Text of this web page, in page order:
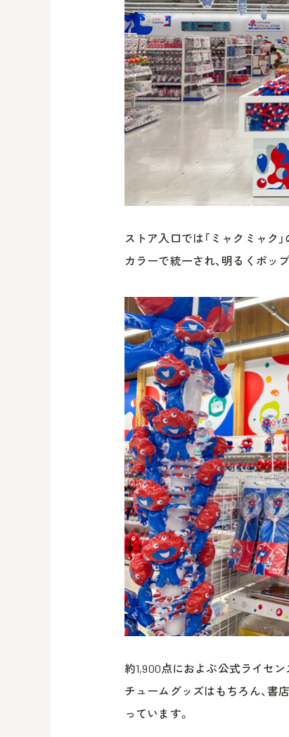
ストア入口では「ミャクミャク
カラーで統一され、明るくポッ
約1,900点におよぶ公式ライセ
チュームグッズはもちろん、書
っています。